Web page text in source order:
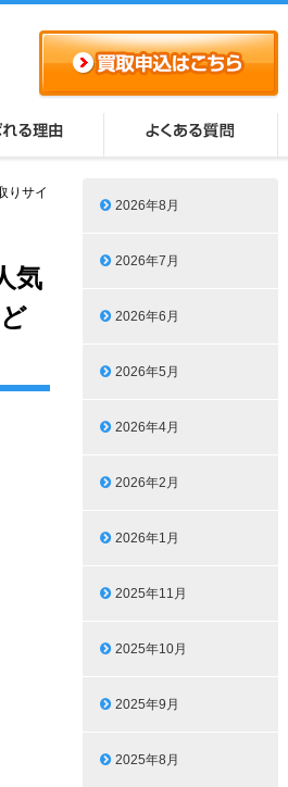
りサイ
気
2026年8月
2026年7月
2026年6月
2026年5月
2026年4月
2026年2月
2026年1月
2025年11月
2025年10月
2025年9月
2025年8月